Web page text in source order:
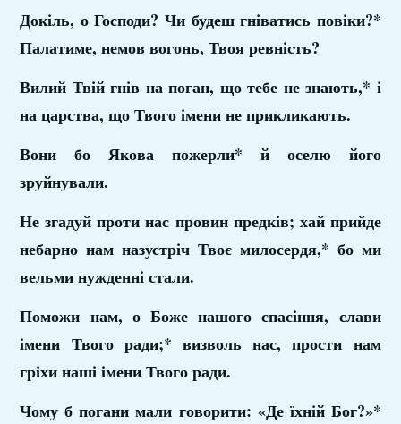
Докіль, о Господи? Чи будеш гніватись повіки?*
Палатиме, немов вогонь, Твоя ревність?
Вилий Твій гнів на поган, що тебе не знають,* і
на царства, що Твого імени не прикликають.
Вони бо Якова пожерли* й оселю його
зруйнували.
Не згадуй проти нас провин предків; хай прийде
небарно нам назустріч Твоє милосердя,* бо ми
вельми нужденні стали.
Поможи нам, о Боже нашого спасіння, слави
імени Твого ради;* визволь нас, прости нам
гріхи наші імени Твого ради.
Чому б погани мали говорити: «Де їхній Бог?»*